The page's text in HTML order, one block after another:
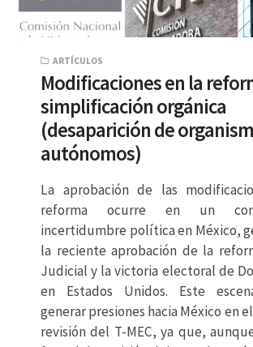
ARTÍCULOS
Modificaciones en la
simplificación orgánica
(desaparición de
autónomos)
La aprobación de las
reforma ocurre en un
incertidumbre política en México,
la reciente aprobación de la
Judicial y la victoria electoral de
en Estados Unidos. Este
generar presiones hacia México en
revisión del T-MEC, ya que,